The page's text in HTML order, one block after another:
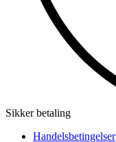
Sikker betaling
Handelsbetingelser